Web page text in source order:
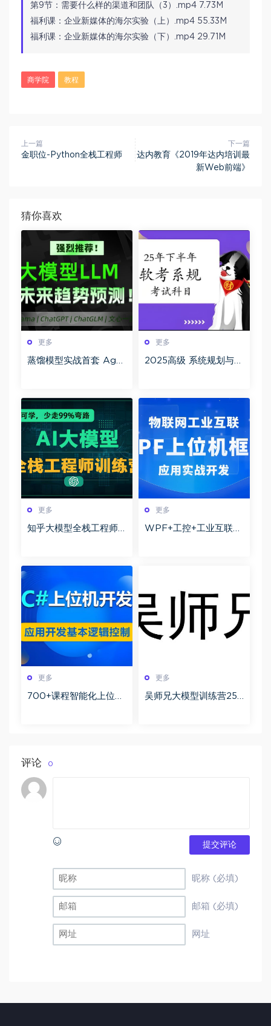
第9节：需要什么样的渠道和团队（3）.mp4 7.73M
福利课：企业新媒体的海尔实验（上）.mp4 55.33M
福利课：企业新媒体的海尔实验（下）.mp4 29.71M
商学院 教程
上一篇
金职位-Python全栈工程师
下一篇
达内教育《2019年达内培训最
新Web前端》
猜你喜欢
更多
蒸馏模型实战首套 Age
技能体系
更多
2025高级 系统规划与管
更多
知乎大模型全栈工程师
更多
WPF+工控+工业互联
更多
700+课程智能化上位机
更多
吴师兄大模型训练营25
评论 0
提交评论
昵称 (必填)
邮箱 (必填)
网址